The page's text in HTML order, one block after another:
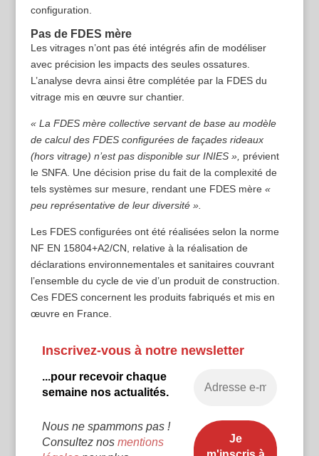
configuration.
Pas de FDES mère
Les vitrages n’ont pas été intégrés afin de modéliser
avec précision les impacts des seules ossatures.
L’analyse devra ainsi être complétée par la FDES du
vitrage mis en œuvre sur chantier.
« La FDES mère collective servant de base au modèle
de calcul des FDES configurées de façades rideaux
(hors vitrage) n’est pas disponible sur INIES », prévient
le SNFA. Une décision prise du fait de la complexité de
tels systèmes sur mesure, rendant une FDES mère «
peu représentative de leur diversité ».
Les FDES configurées ont été réalisées selon la norme
NF EN 15804+A2/CN, relative à la réalisation de
déclarations environnementales et sanitaires couvrant
l’ensemble du cycle de vie d’un produit de construction.
Ces FDES concernent les produits fabriqués et mis en
œuvre en France.
Inscrivez-vous à notre newsletter
...pour recevoir chaque
semaine nos actualités.
Nous ne spammons pas !
Consultez nos mentions